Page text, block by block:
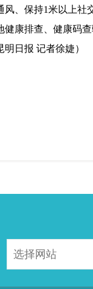
、保持1米以上
康排查、健康码
明日报 记者徐婕）